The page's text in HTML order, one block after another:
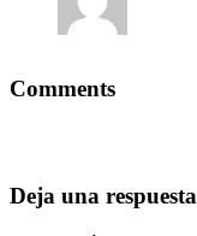
Comments
Deja una respuesta